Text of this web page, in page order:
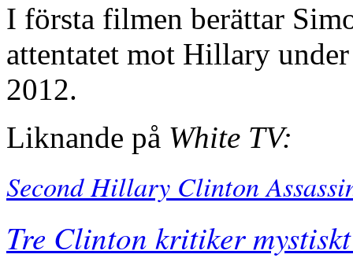
I första filmen berättar
attentatet mot Hillary
2012.
Liknande på White TV:
Second Hillary Clinton
Tre Clinton kritiker